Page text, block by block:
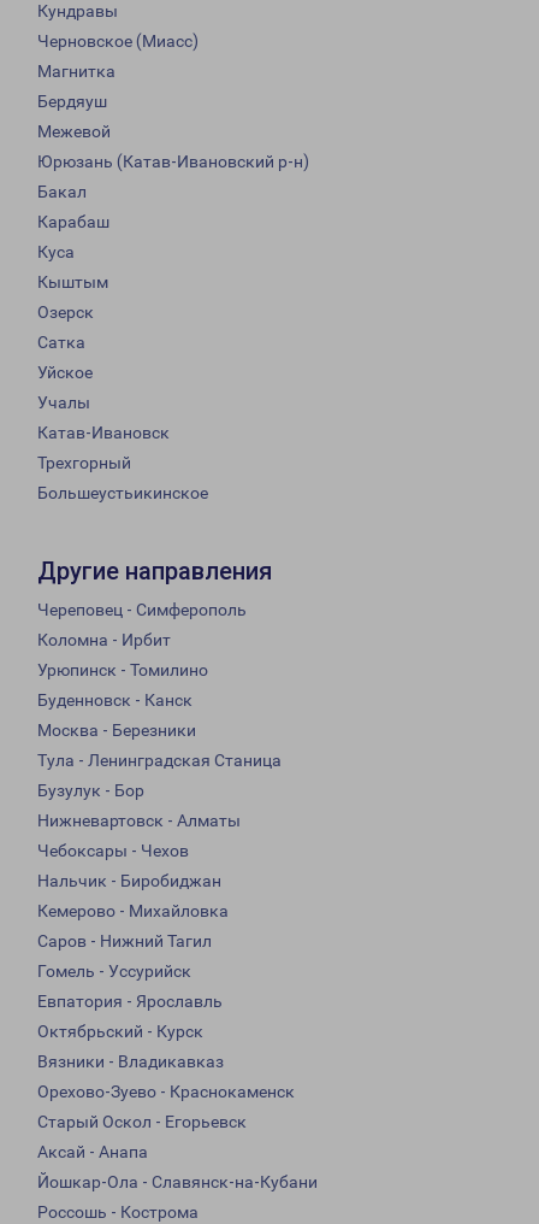
Кундравы
Черновское (Миасс)
Магнитка
Бердяуш
Межевой
Юрюзань (Катав-Ивановский р-н)
Бакал
Карабаш
Куса
Кыштым
Озерск
Сатка
Уйское
Учалы
Катав-Ивановск
Трехгорный
Большеустьикинское
Другие направления
Череповец - Симферополь
Коломна - Ирбит
Урюпинск - Томилино
Буденновск - Канск
Москва - Березники
Тула - Ленинградская Станица
Бузулук - Бор
Нижневартовск - Алматы
Чебоксары - Чехов
Нальчик - Биробиджан
Кемерово - Михайловка
Саров - Нижний Тагил
Гомель - Уссурийск
Евпатория - Ярославль
Октябрьский - Курск
Вязники - Владикавказ
Орехово-Зуево - Краснокаменск
Старый Оскол - Егорьевск
Аксай - Анапа
Йошкар-Ола - Славянск-на-Кубани
Россошь - Кострома